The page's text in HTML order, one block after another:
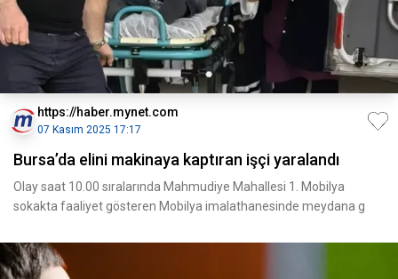
https://haber.mynet.com
07 Kasım 2025 17:17
Bursa’da elini makinaya kaptıran işçi yaralandı
Olay saat 10.00 sıralarında Mahmudiye Mahallesi 1. Mobilya
sokakta faaliyet gösteren Mobilya imalathanesinde meydana g